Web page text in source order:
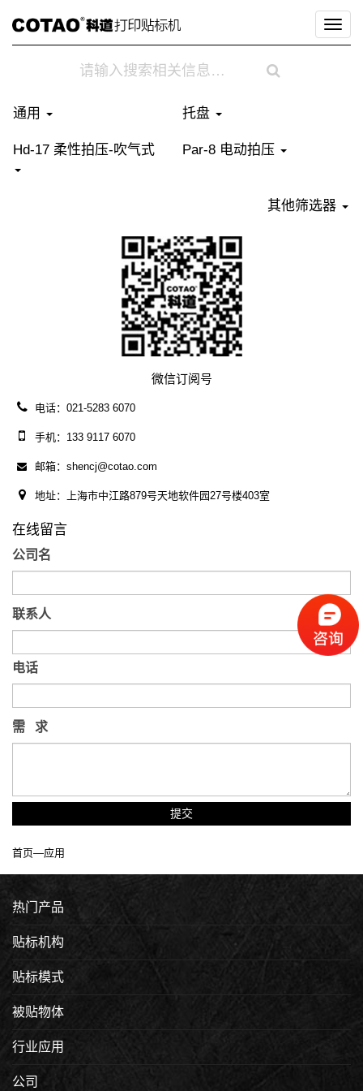
切
换
通用 托盘
Hd-17 柔性拍压-吹气式 Par-8 电动拍压
其他筛选器
微信订阅号
电话：021-5283 6070
手机：133 9117 6070
邮箱：shencj@cotao.com
地址：上海市中江路879号天地软件园27号楼403室
在线留言
公司名
联系人
电话
需 求
提交
首页—应用
热门产品
贴标机构
贴标模式
被贴物体
行业应用
公司